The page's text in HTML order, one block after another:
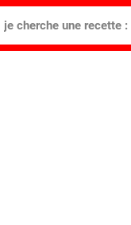
je cherche une recette :